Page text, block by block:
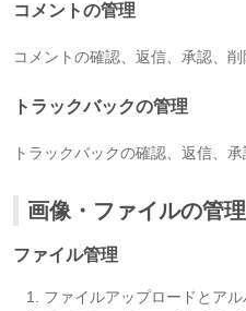
コメントの管理
コメントの確認、返信、承認、削
トラックバックの管理
トラックバックの確認、返信、承
画像・ファイルの管理
ファイル管理
ファイルアップロードとア